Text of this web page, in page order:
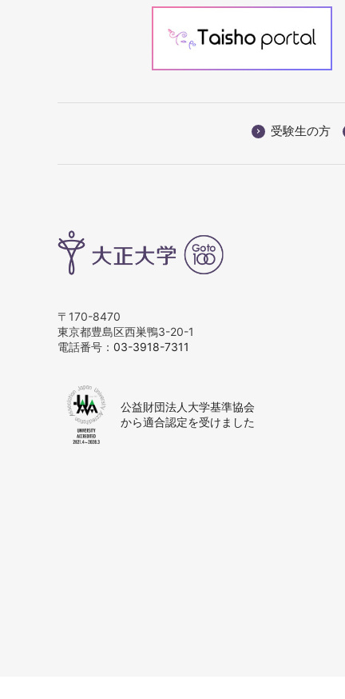
受験生の方
〒170-8470
東京都豊島区西巣鴨3-20-1
電話番号： 03-3918-7311
公益財団法人大学基準協会
から適合認定を受けました